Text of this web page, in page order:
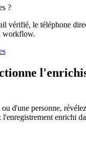
?
vérifié, le téléphone
workflow.
d'une personne,
l'enregistrement enrichi